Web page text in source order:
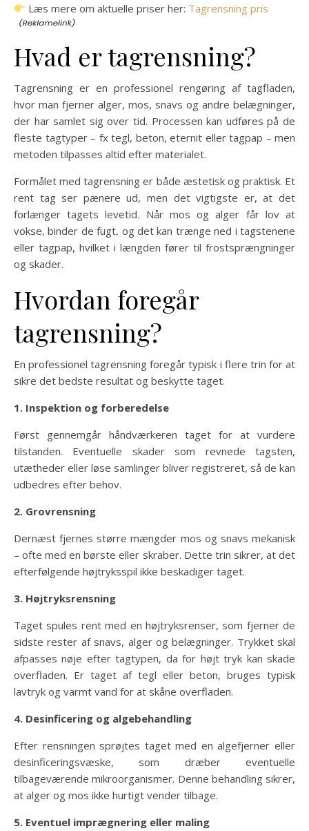
Læs mere om aktuelle priser her: Tagrensning pris
Hvad er tagrensning?
Tagrensning er en professionel rengøring af tagfladen,
hvor man fjerner alger, mos, snavs og andre belægninger,
der har samlet sig over tid. Processen kan udføres på de
fleste tagtyper – fx tegl, beton, eternit eller tagpap – men
metoden tilpasses altid efter materialet.
Formålet med tagrensning er både æstetisk og praktisk. Et
rent tag ser pænere ud, men det vigtigste er, at det
forlænger tagets levetid. Når mos og alger får lov at
vokse, binder de fugt, og det kan trænge ned i tagstenene
eller tagpap, hvilket i længden fører til frostsprængninger
og skader.
Hvordan foregår
tagrensning?
En professionel tagrensning foregår typisk i flere trin for at
sikre det bedste resultat og beskytte taget.
1. Inspektion og forberedelse
Først gennemgår håndværkeren taget for at vurdere
tilstanden. Eventuelle skader som revnede tagsten,
utætheder eller løse samlinger bliver registreret, så de kan
udbedres efter behov.
2. Grovrensning
Dernæst fjernes større mængder mos og snavs mekanisk
– ofte med en børste eller skraber. Dette trin sikrer, at det
efterfølgende højtryksspil ikke beskadiger taget.
3. Højtryksrensning
Taget spules rent med en højtryksrenser, som fjerner de
sidste rester af snavs, alger og belægninger. Trykket skal
afpasses nøje efter tagtypen, da for højt tryk kan skade
overfladen. Er taget af tegl eller beton, bruges typisk
lavtryk og varmt vand for at skåne overfladen.
4. Desinficering og algebehandling
Efter rensningen sprøjtes taget med en algefjerner eller
desinficeringsvæske, som dræber eventuelle
tilbageværende mikroorganismer. Denne behandling sikrer,
at alger og mos ikke hurtigt vender tilbage.
5. Eventuel imprægnering eller maling